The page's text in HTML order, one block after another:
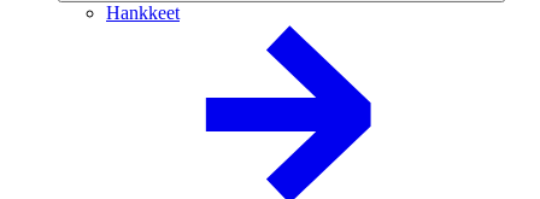
Hankkeet